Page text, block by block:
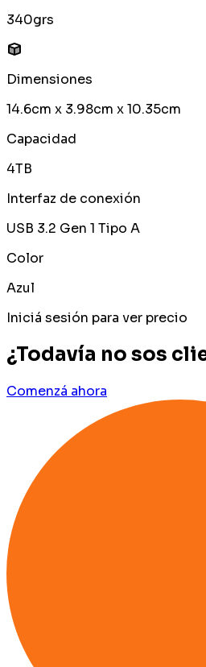
340grs
Dimensiones
14.6cm x 3.98cm x 10.35cm
Capacidad
4TB
Interfaz de conexión
USB 3.2 Gen 1 Tipo A
Color
Azul
Iniciá sesión para ver precio
¿Todavía no sos
Comenzá ahora